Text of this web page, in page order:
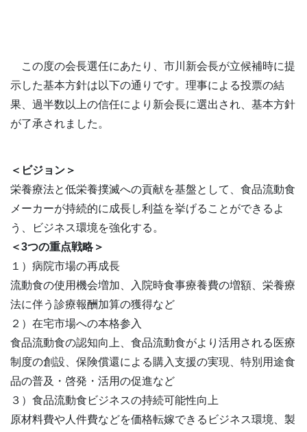
この度の会長選任にあたり、市川新会長が立候補時に提
示した基本方針は以下の通りです。理事による投票の結
果、過半数以上の信任により新会長に選出され、基本方針
が了承されました。
＜ビジョン＞
栄養療法と低栄養撲滅への貢献を基盤として、食品流動食
メーカーが持続的に成長し利益を挙げることができるよ
う、ビジネス環境を強化する。
＜3つの重点戦略＞
１）病院市場の再成長
流動食の使用機会増加、入院時食事療養費の増額、栄養療
法に伴う診療報酬加算の獲得など
２）在宅市場への本格参入
食品流動食の認知向上、食品流動食がより活用される医療
制度の創設、保険償還による購入支援の実現、特別用途食
品の普及・啓発・活用の促進など
３）食品流動食ビジネスの持続可能性向上
原材料費や人件費などを価格転嫁できるビジネス環境、製